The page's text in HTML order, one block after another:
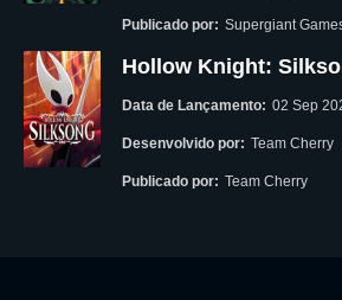
Publicado por: Supergiant
Hollow Knight:
Data de Lançamento: 02 Sep
Desenvolvido por: Team Cherry
Publicado por: Team Cherry